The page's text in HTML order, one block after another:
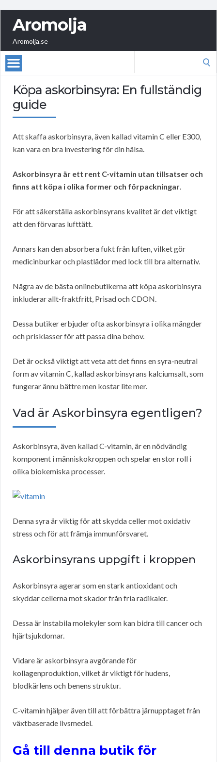
Aromolja
Aromolja.se
Köpa askorbinsyra: En fullständig
guide
Att skaffa askorbinsyra, även kallad vitamin C eller E300,
kan vara en bra investering för din hälsa.
Askorbinsyra är ett rent C-vitamin utan tillsatser och
finns att köpa i olika former och förpackningar.
För att säkerställa askorbinsyrans kvalitet är det viktigt
att den förvaras lufttätt.
Annars kan den absorbera fukt från luften, vilket gör
medicinburkar och plastlådor med lock till bra alternativ.
Några av de bästa onlinebutikerna att köpa askorbinsyra
inkluderar allt-fraktfritt, Prisad och CDON.
Dessa butiker erbjuder ofta askorbinsyra i olika mängder
och prisklasser för att passa dina behov.
Det är också viktigt att veta att det finns en syra-neutral
form av vitamin C, kallad askorbinsyrans kalciumsalt, som
fungerar ännu bättre men kostar lite mer.
Vad är Askorbinsyra egentligen?
Askorbinsyra, även kallad C-vitamin, är en nödvändig
komponent i människokroppen och spelar en stor roll i
olika biokemiska processer.
Denna syra är viktig för att skydda celler mot oxidativ
stress och för att främja immunförsvaret.
Askorbinsyrans uppgift i kroppen
Askorbinsyra agerar som en stark antioxidant och
skyddar cellerna mot skador från fria radikaler.
Dessa är instabila molekyler som kan bidra till cancer och
hjärtsjukdomar.
Vidare är askorbinsyra avgörande för
kollagenproduktion, vilket är viktigt för hudens,
blodkärlens och benens struktur.
C-vitamin hjälper även till att förbättra järnupptaget från
växtbaserade livsmedel.
Gå till denna butik för